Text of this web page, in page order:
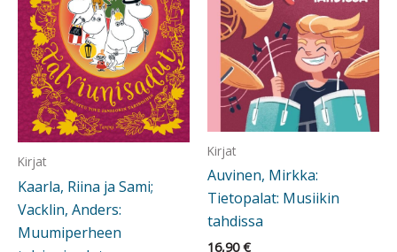
Kirjat
Kaarla, Riina ja Sami;
Vacklin, Anders:
Muumiperheen
Kirjat
Auvinen, Mirkka:
Tietopalat: Musiikin
tahdissa
16,90€